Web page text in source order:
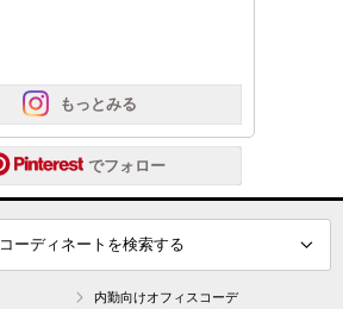
でフォロー
もっとみる
コーディネートを検索する
内勤向けオフィスコーデ